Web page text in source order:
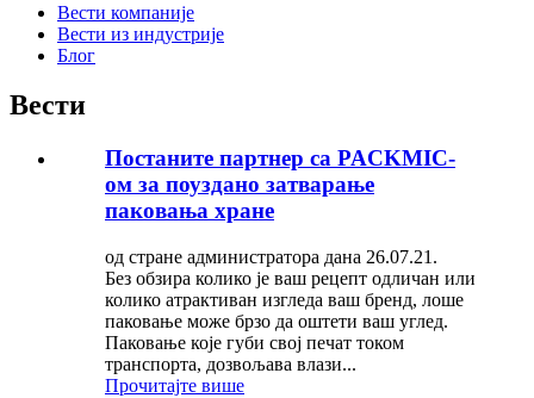
Вести компаније
Вести из индустрије
Блог
Вести
Постаните партнер са PACKMIC-
ом за поуздано затварање
паковања хране
од стране администратора дана 26.07.21.
Без обзира колико је ваш рецепт одличан или
колико атрактиван изгледа ваш бренд, лоше
паковање може брзо да оштети ваш углед.
Паковање које губи свој печат током
транспорта, дозвољава влази...
Прочитајте више